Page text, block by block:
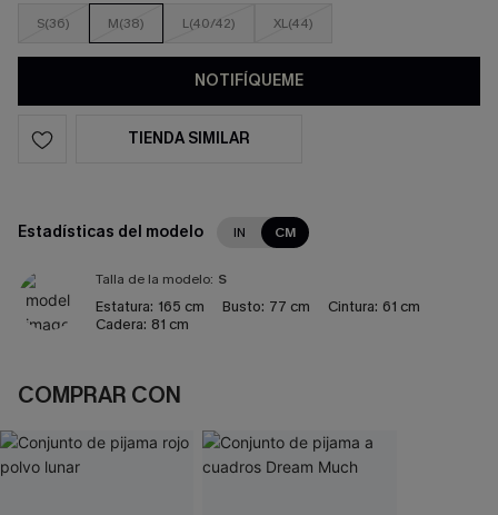
S(36) M(38) L(40/42) XL(44)
NOTIFÍQUEME
TIENDA SIMILAR
Estadísticas del modelo IN CM
Talla de la modelo: S
Estatura: 165 cm Busto: 77 cm Cintura: 61 cm
Cadera: 81 cm
COMPRAR CON